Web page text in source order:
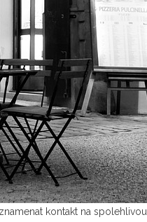
kontakt na spolehlivou